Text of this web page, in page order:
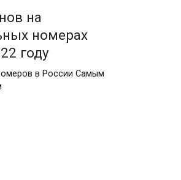
на
номерах
году
в России Самым